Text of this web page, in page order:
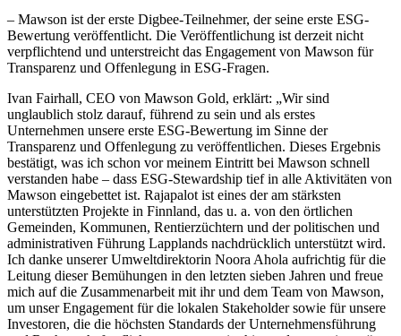
– Mawson ist der erste Digbee-Teilnehmer, der seine erste ESG-
Bewertung veröffentlicht. Die Veröffentlichung ist derzeit nicht
verpflichtend und unterstreicht das Engagement von Mawson für
Transparenz und Offenlegung in ESG-Fragen.
Ivan Fairhall, CEO von Mawson Gold, erklärt: „Wir sind
unglaublich stolz darauf, führend zu sein und als erstes
Unternehmen unsere erste ESG-Bewertung im Sinne der
Transparenz und Offenlegung zu veröffentlichen. Dieses Ergebnis
bestätigt, was ich schon vor meinem Eintritt bei Mawson schnell
verstanden habe – dass ESG-Stewardship tief in alle Aktivitäten von
Mawson eingebettet ist. Rajapalot ist eines der am stärksten
unterstützten Projekte in Finnland, das u. a. von den örtlichen
Gemeinden, Kommunen, Rentierzüchtern und der politischen und
administrativen Führung Lapplands nachdrücklich unterstützt wird.
Ich danke unserer Umweltdirektorin Noora Ahola aufrichtig für die
Leitung dieser Bemühungen in den letzten sieben Jahren und freue
mich auf die Zusammenarbeit mit ihr und dem Team von Mawson,
um unser Engagement für die lokalen Stakeholder sowie für unsere
Investoren, die die höchsten Standards der Unternehmensführung